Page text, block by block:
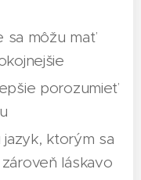
sa môžu mať
porozumieť
ktorým sa
láskavo